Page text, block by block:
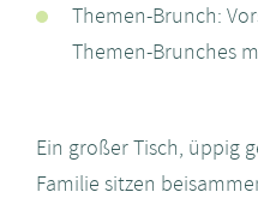
Themen-Brunch:
Themen-Brunches
Ein großer Tisch, üppig
Familie sitzen